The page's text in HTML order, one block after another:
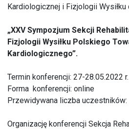
Kardiologicznej i Fizjologii Wysiłku
„XXV Sympozjum Sekcji
Fizjologii Wysiłku Polskiego
Kardiologicznego”.
Termin konferencji: 27-28.05.2022 r.
Forma konferencji: online
Przewidywana liczba uczestników:
Organizację konferencji Sekcja